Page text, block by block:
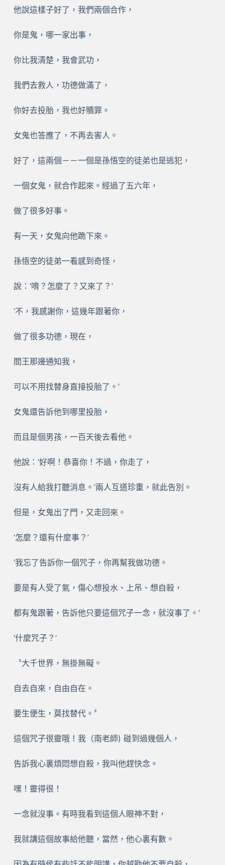
他說這樣子好了，我們兩個合作，
你是鬼，哪一家出事，
你比我清楚，我會武功，
我們去救人，功德做滿了，
你好去投胎，我也好贖罪。
女鬼也答應了，不再去害人。
好了，這兩個－－一個是孫悟空的徒弟也是逃犯，
一個女鬼，就合作起來。經過了五六年，
做了很多好事。
有一天，女鬼向他跪下來。
孫悟空的徒弟一看感到奇怪，
說：‘唷？怎麼了？又來了？’
‘不，我感謝你，這幾年跟著你，
做了很多功德，現在，
閻王那邊通知我，
可以不用找替身直接投胎了。’
女鬼還告訴他到哪里投胎，
而且是個男孩，一百天後去看他。
他說：‘好啊！恭喜你！不過，你走了，
沒有人給我打聽消息。’兩人互道珍重，就此告別。
但是，女鬼出了門，又走回來。
‘怎麼？還有什麼事？’
‘我忘了告訴你一個咒子，你再幫我做功德。
要是有人受了氣，傷心想投水、上吊、想自殺，
都有鬼跟著，告訴他只要這個咒子一念，就沒事了。’
‘什麼咒子？’
〝大千世界，無掛無礙。
自去自來，自由自在。
要生便生，莫找替代。〞
這個咒子很靈哦！我（南老師) 碰到過幾個人，
告訴我心裏煩悶想自殺，我叫他趕快念。
嘿！靈得很！
一念就沒事。有時我看到這個人眼神不對，
我就講這個故事給他聽，當然，他心裏有數。